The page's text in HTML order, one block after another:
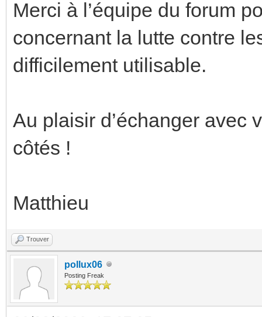
Merci à l’équipe du forum
concernant la lutte contre
difficilement utilisable.
Au plaisir d’échanger avec
côtés !
Matthieu
Trouver
pollux06
Posting Freak